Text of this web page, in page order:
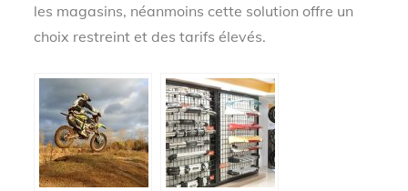
les magasins, néanmoins cette solution offre un
choix restreint et des tarifs élevés.